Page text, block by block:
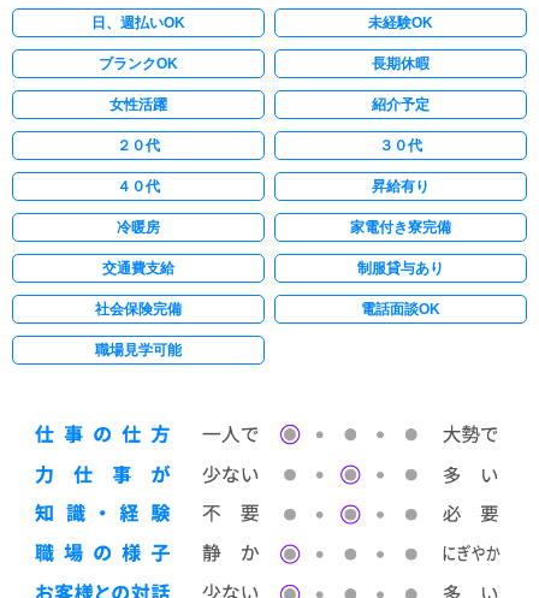
日、週払いOK 未経験OK
ブランクOK 長期休暇
女性活躍 紹介予定
２０代 ３０代
４０代 昇給有り
冷暖房 家電付き寮完備
交通費支給 制服貸与あり
社会保険完備 電話面談OK
職場見学可能